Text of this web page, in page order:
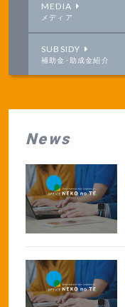
MEDIA
メディア
SUBSIDY
補助金･助成金紹介
News